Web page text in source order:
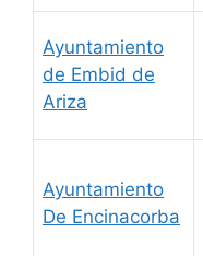
Ayuntamiento
de Embid de
Ariza
Ayuntamiento
De Encinacorba